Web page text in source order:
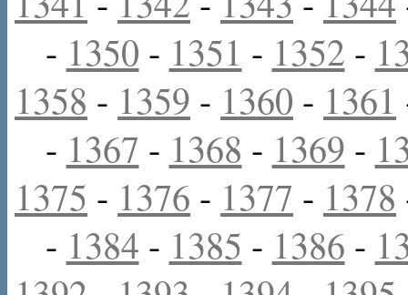
- 1350 - 1351 - 1352 -
1358 - 1359 - 1360 - 1361
- 1367 - 1368 - 1369 -
1375 - 1376 - 1377 - 1378
- 1384 - 1385 - 1386 -